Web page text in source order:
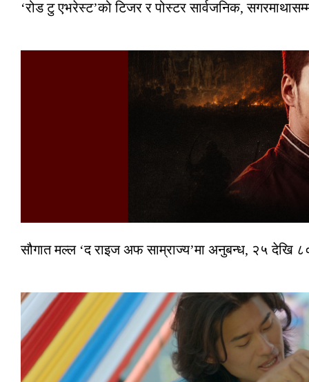
‘रोड टु एभरेस्ट’को टिजर र पोस्टर सार्वजनिक,
सौगात मल्ल ‘द राइज अफ साम्राज्य’मा अनुबन्ध, २५ देखि